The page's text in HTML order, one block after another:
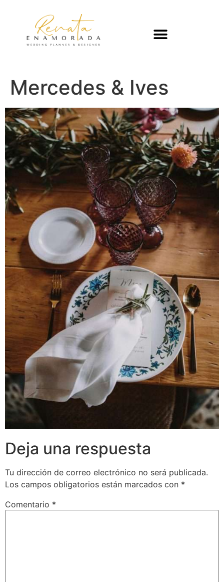
Mercedes & Ives
Deja una respuesta
Tu dirección de correo electrónico no será publicada.
Los campos obligatorios están marcados con *
Comentario *